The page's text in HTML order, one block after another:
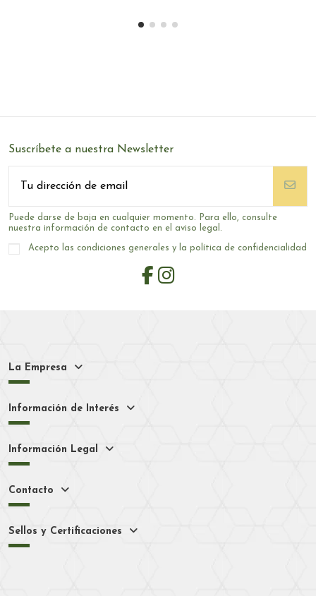
Suscríbete a nuestra Newsletter
Puede darse de baja en cualquier momento. Para ello, consulte
nuestra información de contacto en el aviso legal.
Acepto las condiciones generales y la política de confidencialidad
La Empresa
Información de Interés
Información Legal
Contacto
Sellos y Certificaciones